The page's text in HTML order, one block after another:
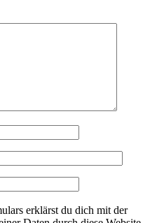
erklärst du dich mit der